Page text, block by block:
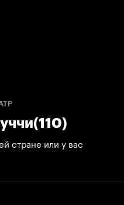
стране или у вас